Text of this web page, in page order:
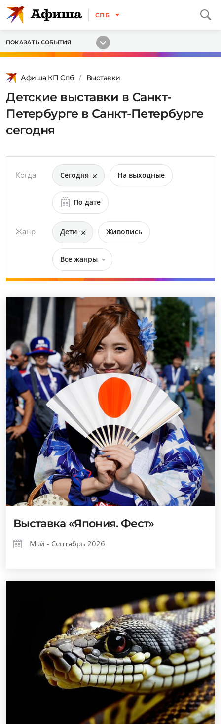
СПБ
ПОКАЗАТЬ СОБЫТИЯ
Афиша КП Спб Выставки
Детские выставки в Санкт-
Петербурге в Санкт-Петербурге
сегодня
Когда Сегодня На выходные
По дате
Жанр Дети Живопись
Все жанры
Выставка «Япония. Фест»
Май - Сентябрь 2026